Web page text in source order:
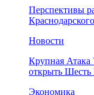
Перспективы
Новости
Крупная Атака
открыть
Экономика